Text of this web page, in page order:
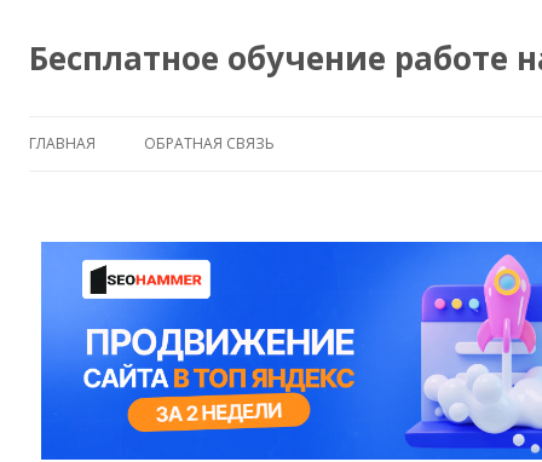
Бесплатное обучение работе
ГЛАВНАЯ ОБРАТНАЯ СВЯЗЬ